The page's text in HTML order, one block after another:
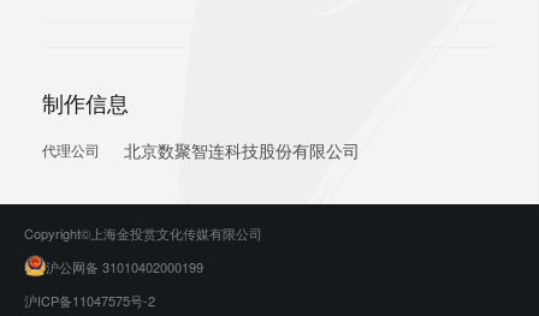
制作信息
代理公司 北京数聚智连科技股份有限公司
Copyright©上海金投赏文化传媒有限公司
沪公网备 31010402000199
沪ICP备11047575号-2